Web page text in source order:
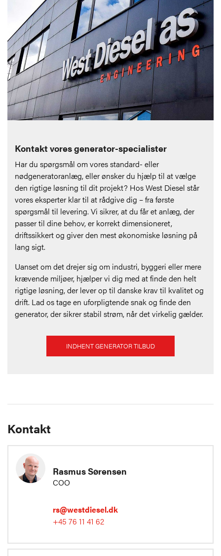
Kontakt vores generator-specialister
Har du spørgsmål om vores standard- eller
nødgeneratoranlæg, eller ønsker du hjælp til at vælge
den rigtige løsning til dit projekt? Hos West Diesel står
vores eksperter klar til at rådgive dig – fra første
spørgsmål til levering. Vi sikrer, at du får et anlæg, der
passer til dine behov, er korrekt dimensioneret,
driftssikkert og giver den mest økonomiske løsning på
lang sigt.
Uanset om det drejer sig om industri, byggeri eller mere
krævende miljøer, hjælper vi dig med at finde den helt
rigtige løsning, der lever op til danske krav til kvalitet og
drift. Lad os tage en uforpligtende snak og finde den
generator, der sikrer stabil strøm, når det virkelig gælder.
INDHENT GENERATOR TILBUD
Kontakt
Rasmus Sørensen
COO
rs@westdiesel.dk
+45 76 11 41 62